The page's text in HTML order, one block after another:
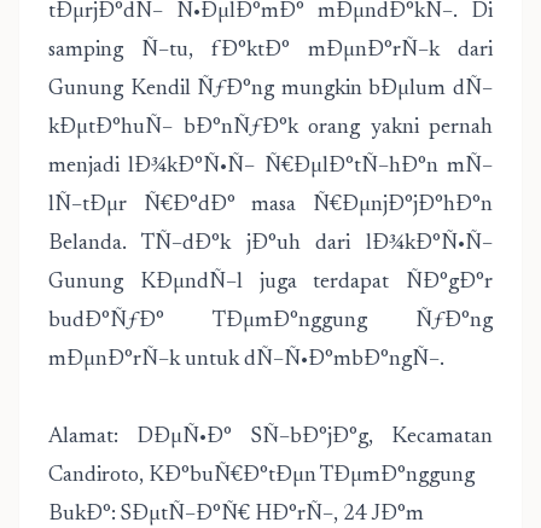
tÐµrjÐ°dÑ– Ñ•ÐµlÐ°mÐ° mÐµndÐ°kÑ–. Di
samping Ñ–tu, fÐ°ktÐ° mÐµnÐ°rÑ–k dari
Gunung Kendil ÑƒÐ°ng mungkin bÐµlum dÑ–
kÐµtÐ°huÑ– bÐ°nÑƒÐ°k orang yakni pernah
menjadi lÐ¾kÐ°Ñ•Ñ– Ñ€ÐµlÐ°tÑ–hÐ°n mÑ–
lÑ–tÐµr Ñ€Ð°dÐ° masa Ñ€ÐµnjÐ°jÐ°hÐ°n
Belanda. TÑ–dÐ°k jÐ°uh dari lÐ¾kÐ°Ñ•Ñ–
Gunung KÐµndÑ–l juga terdapat ÑÐ°gÐ°r
budÐ°ÑƒÐ° TÐµmÐ°nggung ÑƒÐ°ng
mÐµnÐ°rÑ–k untuk dÑ–Ñ•Ð°mbÐ°ngÑ–.
Alamat: DÐµÑ•Ð° SÑ–bÐ°jÐ°g, Kecamatan
Candiroto, KÐ°buÑ€Ð°tÐµn TÐµmÐ°nggung
BukÐ°: SÐµtÑ–Ð°Ñ€ HÐ°rÑ–, 24 JÐ°m